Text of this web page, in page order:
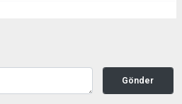
Gönder